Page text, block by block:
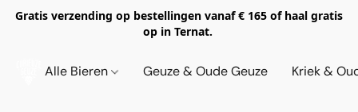
Gratis verzending op bestellingen vanaf € 165 of haal gratis
op in Ternat.
Alle Bieren Geuze & Oude Geuze Kriek &